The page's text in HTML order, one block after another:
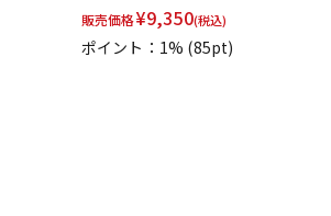
販売価格¥9,350(税込)
ポイント：1% (85pt)